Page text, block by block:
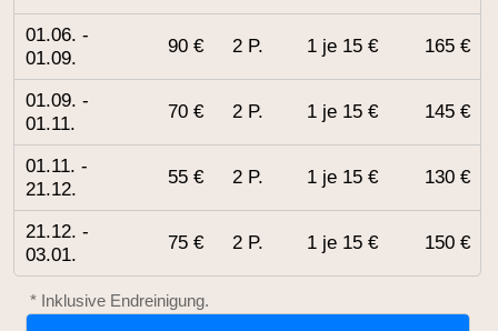
01.06. -
01.09.
90 € 2 P. 1 je 15 € 165 €
01.09. -
01.11.
70 € 2 P. 1 je 15 € 145 €
01.11. -
21.12.
55 € 2 P. 1 je 15 € 130 €
21.12. -
03.01.
75 € 2 P. 1 je 15 € 150 €
* Inklusive Endreinigung.